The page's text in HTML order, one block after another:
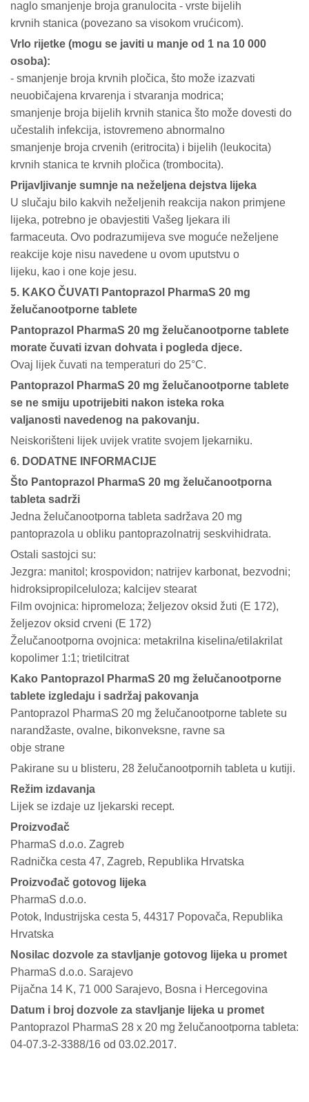
naglo smanjenje broja granulocita - vrste bijelih
krvnih stanica (povezano sa visokom vrućicom).
Vrlo rijetke (mogu se javiti u manje od 1 na 10 000
osoba):
- smanjenje broja krvnih pločica, što može izazvati
neuobičajena krvarenja i stvaranja modrica;
smanjenje broja bijelih krvnih stanica što može dovesti do
učestalih infekcija, istovremeno abnormalno
smanjenje broja crvenih (eritrocita) i bijelih (leukocita)
krvnih stanica te krvnih pločica (trombocita).
Prijavljivanje sumnje na neželjena dejstva lijeka
U slučaju bilo kakvih neželjenih reakcija nakon primjene
lijeka, potrebno je obavjestiti Vašeg ljekara ili
farmaceuta. Ovo podrazumijeva sve moguće neželjene
reakcije koje nisu navedene u ovom uputstvu o
lijeku, kao i one koje jesu.
5. KAKO ČUVATI Pantoprazol PharmaS 20 mg
želučanootporne tablete
Pantoprazol PharmaS 20 mg želučanootporne tablete
morate čuvati izvan dohvata i pogleda djece.
Ovaj lijek čuvati na temperaturi do 25°C.
Pantoprazol PharmaS 20 mg želučanootporne tablete
se ne smiju upotrijebiti nakon isteka roka
valjanosti navedenog na pakovanju.
Neiskorišteni lijek uvijek vratite svojem ljekarniku.
6. DODATNE INFORMACIJE
Što Pantoprazol PharmaS 20 mg želučanootporna
tableta sadrži
Jedna želučanootporna tableta sadržava 20 mg
pantoprazola u obliku pantoprazolnatrij seskvihidrata.
Ostali sastojci su:
Jezgra: manitol; krospovidon; natrijev karbonat, bezvodni;
hidroksipropilceluloza; kalcijev stearat
Film ovojnica: hipromeloza; željezov oksid žuti (E 172),
željezov oksid crveni (E 172)
Želučanootporna ovojnica: metakrilna kiselina/etilakrilat
kopolimer 1:1; trietilcitrat
Kako Pantoprazol PharmaS 20 mg želučanootporne
tablete izgledaju i sadržaj pakovanja
Pantoprazol PharmaS 20 mg želučanootporne tablete su
narandžaste, ovalne, bikonveksne, ravne sa
obje strane
Pakirane su u blisteru, 28 želučanootpornih tableta u kutiji.
Režim izdavanja
Lijek se izdaje uz ljekarski recept.
Proizvođač
PharmaS d.o.o. Zagreb
Radnička cesta 47, Zagreb, Republika Hrvatska
Proizvođač gotovog lijeka
PharmaS d.o.o.
Potok, Industrijska cesta 5, 44317 Popovača, Republika
Hrvatska
Nosilac dozvole za stavljanje gotovog lijeka u promet
PharmaS d.o.o. Sarajevo
Pijačna 14 K, 71 000 Sarajevo, Bosna i Hercegovina
Datum i broj dozvole za stavljanje lijeka u promet
Pantoprazol PharmaS 28 x 20 mg želučanootporna tableta:
04-07.3-2-3388/16 od 03.02.2017.